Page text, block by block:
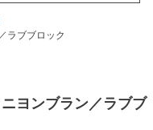
ブブロック
ヨンブラン／ラブブ